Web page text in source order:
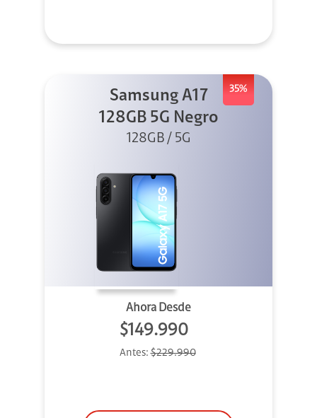
35%
Samsung A17
128GB 5G Negro
128GB / 5G
Ahora Desde
$149.990
Antes:$229.990